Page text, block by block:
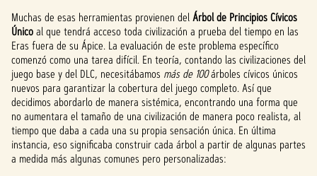
Muchas de esas herramientas provienen delÁrbol de Principios Cívicos
Únicoal que tendrá acceso toda civilización a prueba del tiempo en las
Eras fuera de su Ápice. La evaluación de este problema específico
comenzó como una tarea difícil. En teoría, contando las civilizaciones del
juego base y del DLC, necesitábamos más de 100árboles cívicos únicos
nuevos para garantizar la cobertura del juego completo. Así que
decidimos abordarlo de manera sistémica, encontrando una forma que
no aumentara el tamaño de una civilización de manera poco realista, al
tiempo que daba a cada una su propia sensación única. En última
instancia, eso significaba construir cada árbol a partir de algunas partes
a medida más algunas comunes pero personalizadas: